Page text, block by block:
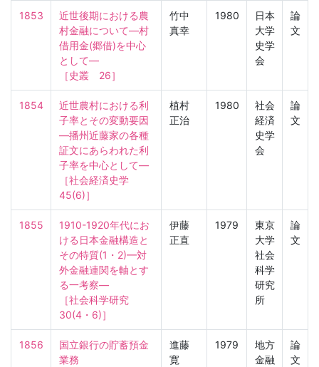
1853
近世後期における農
村金融について—村
借用金(郷借)を中心
として—
［史叢　26］
竹中
真幸
1980
日本
大学
史学
会
論
文
1854
近世農村における利
子率とその変動要因
—播州近藤家の各種
証文にあらわれた利
子率を中心として—
［社会経済史学
45(6)］
植村
正治
1980
社会
経済
史学
会
論
文
1855
1910-1920年代にお
ける日本金融構造と
その特質(1・2)—対
外金融連関を軸とす
る一考察—
［社会科学研究
30(4・6)］
伊藤
正直
1979
東京
大学
社会
科学
研究
所
論
文
1856
国立銀行の貯蓄預金
業務
進藤
寛
1979
地方
金融
論
文